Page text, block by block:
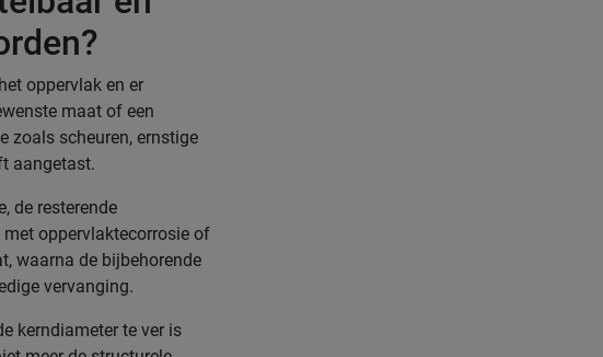
oppervlak en er
maat of een
zoals scheuren, ernstige
aangetast.
de resterende
oppervlaktecorrosie of
waarna de bijbehorende
vervanging.
kerndiameter te ver is